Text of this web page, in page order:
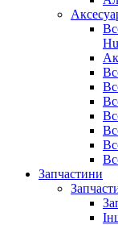
Запчастини